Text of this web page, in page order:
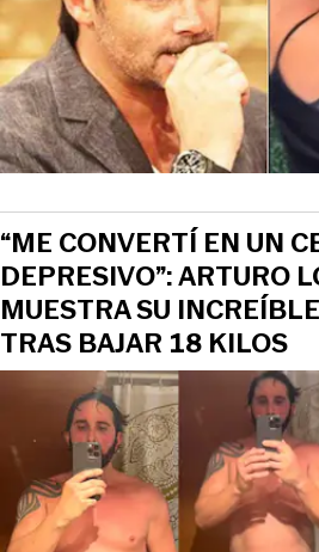
“ME CONVERTÍ EN UN
DEPRESIVO”: ARTURO
MUESTRA SU
TRAS BAJAR 18 KILOS